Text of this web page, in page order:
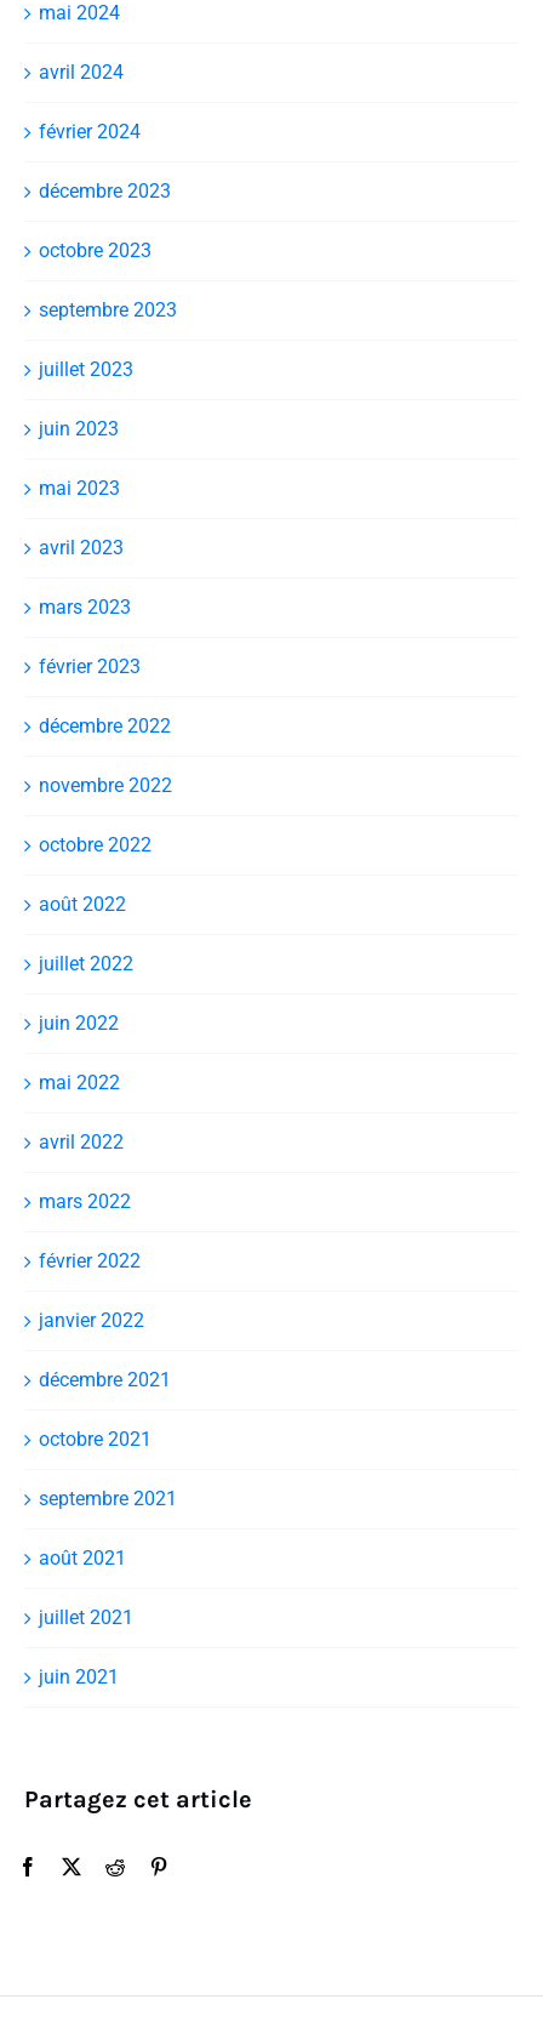
mai 2024
avril 2024
février 2024
décembre 2023
octobre 2023
septembre 2023
juillet 2023
juin 2023
mai 2023
avril 2023
mars 2023
février 2023
décembre 2022
novembre 2022
octobre 2022
août 2022
juillet 2022
juin 2022
mai 2022
avril 2022
mars 2022
février 2022
janvier 2022
décembre 2021
octobre 2021
septembre 2021
août 2021
juillet 2021
juin 2021
Partagez cet article